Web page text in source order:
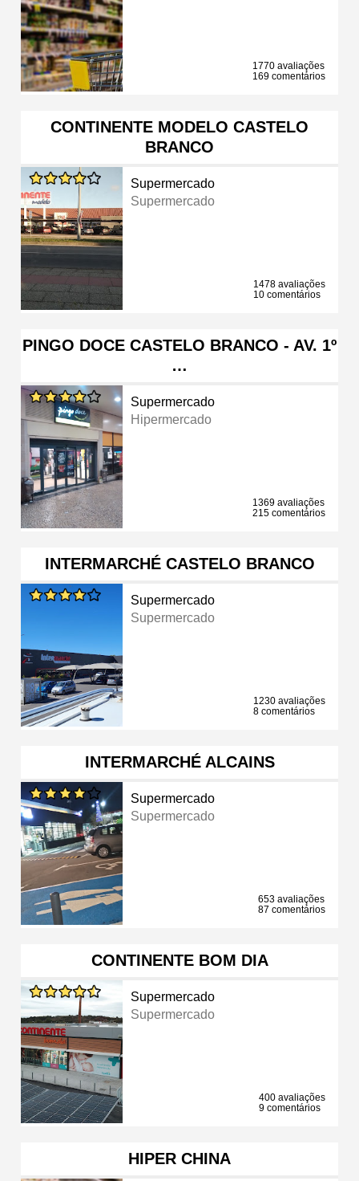
1770 avaliações
169 comentários
CONTINENTE MODELO CASTELO
BRANCO
Supermercado
Supermercado
1478 avaliações
10 comentários
PINGO DOCE CASTELO BRANCO - AV. 1º
…
Supermercado
Hipermercado
1369 avaliações
215 comentários
INTERMARCHÉ CASTELO BRANCO
Supermercado
Supermercado
1230 avaliações
8 comentários
INTERMARCHÉ ALCAINS
Supermercado
Supermercado
653 avaliações
87 comentários
CONTINENTE BOM DIA
Supermercado
Supermercado
400 avaliações
9 comentários
HIPER CHINA